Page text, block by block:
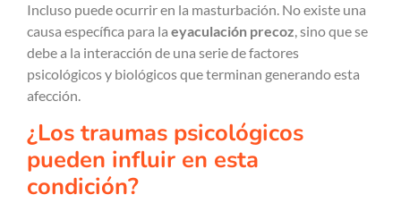
Incluso puede ocurrir en la masturbación. No existe una
causa específica para la eyaculación precoz, sino que se
debe a la interacción de una serie de factores
psicológicos y biológicos que terminan generando esta
afección.
¿Los traumas psicológicos
pueden influir en esta
condición?